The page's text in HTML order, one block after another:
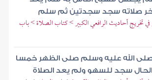
صلاته سجد سجدتين ثم سلم
في تخريج أحاديث الرافعي الكبير > كتاب الصلاة > باب
صلى الله عليه وسلم صلى الظهر خمسا
الحال سجد للسهو ولم يعد الصلاة